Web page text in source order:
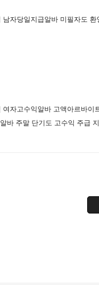
자당일지급알바 미필자도 환
자고수익알바 고액아르바이
바 주말 단기도 고수익 주급